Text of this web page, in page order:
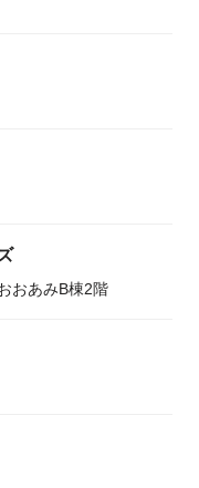
おあみB棟2階